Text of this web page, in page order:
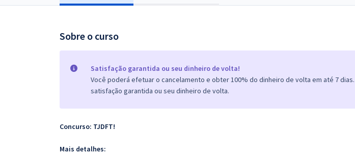
Atendimento
Sobre o curso
Satisfação garantida ou seu dinheiro de volta!
Você poderá efetuar o cancelamento e obter 100% do dinheiro de volta em até 7 dias.
satisfação garantida ou seu dinheiro de volta.
Concurso: TJDFT!
Mais detalhes: